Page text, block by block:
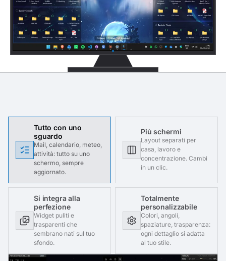
Tutto con uno
sguardo
Mail, calendario, meteo,
attività: tutto su uno
schermo, sempre
aggiornato.
Più schermi
Layout separati per
casa, lavoro e
concentrazione. Cambi
in un clic.
Si integra alla
perfezione
Widget puliti e
trasparenti che
sembrano nati sul tuo
sfondo.
Totalmente
personalizzabile
Colori, angoli,
spaziature, trasparenza:
ogni dettaglio si adatta
al tuo stile.